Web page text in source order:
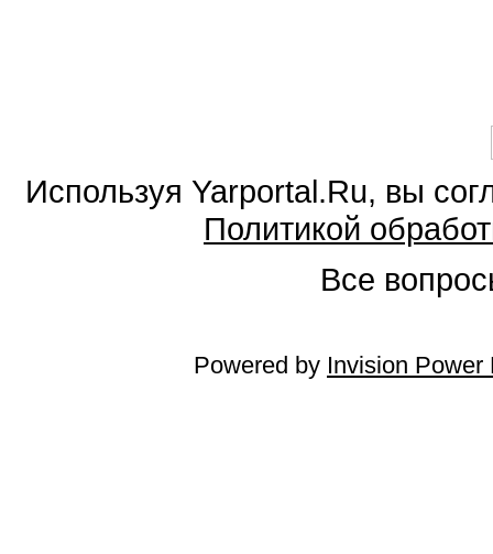
Используя Yarportal.Ru, вы
Политикой
Все
Powered by Invision Power